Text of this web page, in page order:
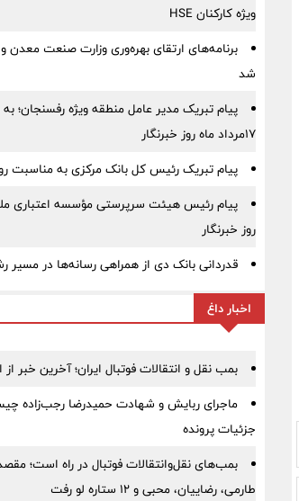
ویژه کارکنان HSE
برنامه‌های ارتقای بهره‌وری وزارت صنعت معدن و
شد
پیام تبریک مدیر عامل منطقه ویژه رفسنجان؛
۱۷مرداد ماه روز خبرنگار
پیام تبریک رئیس کل بانک مرکزی به مناسبت
پیام رئیس هیئت سرپرستی مؤسسه اعتباری
روز خبرنگار
قدردانی بانک دی از همراهی رسانه‌ها در مسیر
اخبار داغ
بمب نقل‌ و انتقالات فوتبال ایران؛ آخرین خبر از
ماجرای ربایش و شهادت حمیدرضا رجب‌زاده
جزئیات پرونده
بمب‌های نقل‌وانتقالات فوتبال در راه است؛
طارمی، رضاییان، محبی و ۱۲ ستاره لو رفت